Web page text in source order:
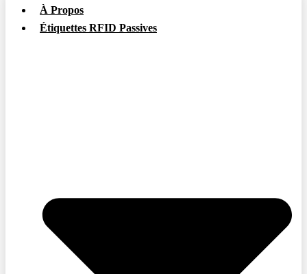
À Propos
Étiquettes RFID Passives